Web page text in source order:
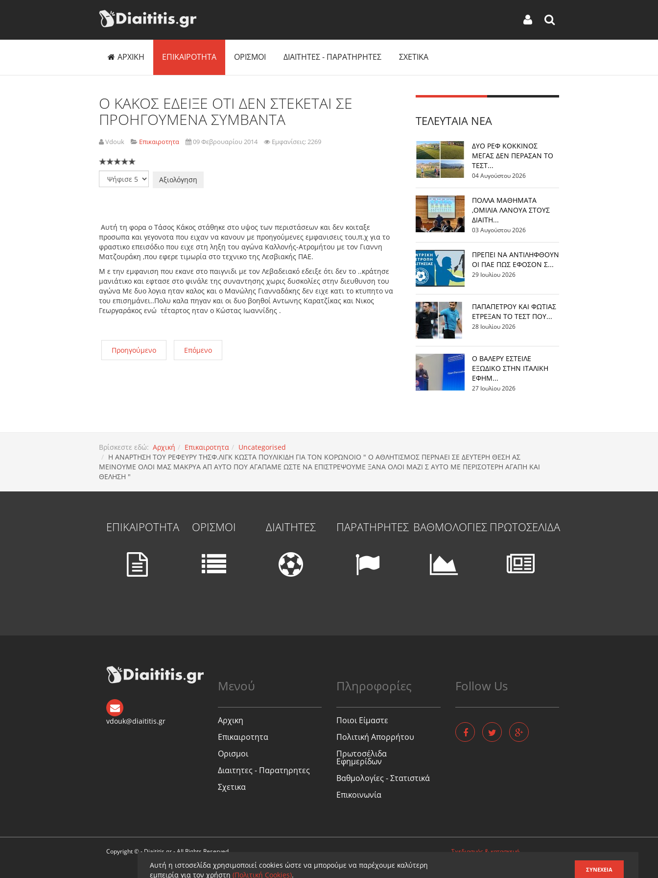
ΑΡΧΙΚΗ ΕΠΙΚΑΙΡΟΤΗΤΑ ΟΡΙΣΜΟΙ ΔΙΑΙΤΗΤΕΣ - ΠΑΡΑΤΗΡΗΤΕΣ ΣΧΕΤΙΚΑ
Ο ΚΑΚΟΣ ΕΔΕΙΞΕ ΟΤΙ ΔΕΝ ΣΤΕΚΕΤΑΙ ΣΕ
ΠΡΟΗΓΟΥΜΕΝΑ ΣΥΜΒΑΝΤΑ
Vdouk Επικαιροτητα 09 Φεβρουαρίου 2014 Εμφανίσεις: 2269
Παρακαλώ
αξιολογήστε
Αυτή τη φορα ο Τάσος Κάκος στάθηκε στο υψος των περιστάσεων και δεν κοιταξε
προσωπα και γεγονοτα που ειχαν να κανουν με προηγούμενες εμφανισεις του,π.χ για το
φραστικο επεισόδιο που ειχε στη ληξη του αγώνα Καλλονής-Ατρομήτου με τον Γιαννη
Ματζουράκη ,που εφερε τιμωρία στο τεχνικο της Λεσβιακής ΠΑΕ.
Μ ε την εμφανιση που εκανε στο παιγνιδι με τον Λεβαδειακό εδειξε ότι δεν το ..κράτησε
μανιάτικο και εφτασε στο φινάλε της συναντησης χωρις δυσκολίες στην διευθυνση του
αγώνα Με δυο λογια ηταν καλος και ο Μανώλης Γιανναδάκης δεν ειχε κατι το κτυπητο να
του επισημάνει..Πολυ καλα πηγαν και οι δυο βοηθοί Αντωνης Καρατζίκας και Νικος
Γεωργαράκος ενώ τέταρτος ηταν ο Κώστας Ιωαννίδης .
Προηγούμενο Επόμενο
ΤΕΛΕΥΤΑΊΑ ΝΈΑ
ΔΥΟ ΡΕΦ ΚΟΚΚΙΝΟΣ
ΜΕΓΑΣ ΔΕΝ ΠΕΡΑΣΑΝ ΤΟ
ΤΕΣΤ...
04 Αυγούστου 2026
ΠΟΛΛΑ ΜΑΘΗΜΑΤΑ
,ΟΜΙΛΙΑ ΛΑΝΟΥΑ ΣΤΟΥΣ
ΔΙΑΙΤΗ...
03 Αυγούστου 2026
ΠΡΕΠΕΙ ΝΑ ΑΝΤΙΛΗΦΘΟΥΝ
ΟΙ ΠΑΕ ΠΩΣ ΕΦΟΣΟΝ Σ...
29 Ιουλίου 2026
ΠΑΠΑΠΕΤΡΟΥ ΚΑΙ ΦΩΤΙΑΣ
ΕΤΡΕΞΑΝ ΤΟ ΤΕΣΤ ΠΟΥ...
28 Ιουλίου 2026
Ο ΒΑΛΕΡΥ ΕΣΤΕΙΛΕ
ΕΞΩΔΙΚΟ ΣΤΗΝ ΙΤΑΛΙΚΗ
ΕΦΗΜ...
27 Ιουλίου 2026
Βρίσκεστε εδώ: Αρχική Επικαιροτητα
Uncategorised
Η ΑΝΑΡΤΗΣΗ ΤΟΥ ΡΕΦΕΥΡΥ ΤΗΣΦ.ΛΙΓΚ ΚΩΣΤΑ ΠΟΥΛΙΚΙΔΗ ΓΙΑ ΤΟΝ ΚΟΡΩΝΟΙΟ " Ο ΑΘΛΗΤΙΣΜΟΣ ΠΕΡΝΑΕΙ ΣΕ ΔΕΥΤΕΡΗ ΘΕΣΗ ΑΣ
ΜΕΙΝΟΥΜΕ ΟΛΟΙ ΜΑΣ ΜΑΚΡΥΑ ΑΠ ΑΥΤΟ ΠΟΥ ΑΓΑΠΑΜΕ ΩΣΤΕ ΝΑ ΕΠΙΣΤΡΕΨΟΥΜΕ ΞΑΝΑ ΟΛΟΙ ΜΑΖΙ Σ ΑΥΤΟ ΜΕ ΠΕΡΙΣΟΤΕΡΗ ΑΓΑΠΗ ΚΑΙ
ΘΕΛΗΣΗ "
ΕΠΙΚΑΙΡΟΤΗΤΑ ΟΡΙΣΜΟΙ ΔΙΑΙΤΗΤΕΣ ΠΑΡΑΤΗΡΗΤΕΣ ΒΑΘΜΟΛΟΓΙΕΣ ΠΡΩΤΟΣΕΛΙΔΑ
vdouk@diaititis.gr
Μενού
Αρχικη
Επικαιροτητα
Ορισμοι
Διαιτητες - Παρατηρητες
Σχετικα
Πληροφορίες
Ποιοι Είμαστε
Πολιτική Απορρήτου
Πρωτοσέλιδα
Εφημερίδων
Βαθμολογίες - Στατιστικά
Επικοινωνία
Follow Us
Copyright © - Diaititis.gr - All Rights Reserved.
Σχεδιασμός & κατασκευή
Αυτή η ιστοσελίδα χρησιμοποιεί cookies ώστε να μπορούμε να παρέχουμε καλύτερη
εμπειρία για τον χρήστη (Πολιτική Cookies).
ΣΥΝΈΧΕΙΑ